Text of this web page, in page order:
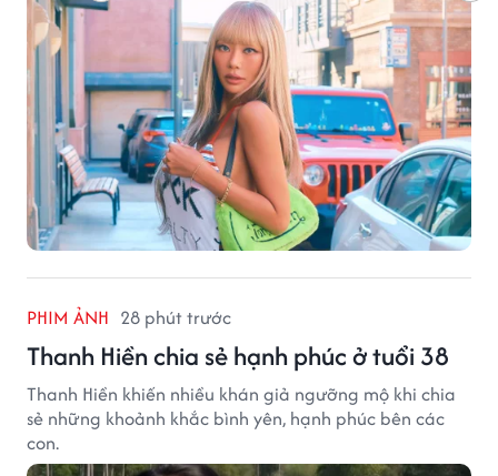
PHIM ẢNH 28 phút trước
Thanh Hiền chia sẻ hạnh phúc ở tuổi 38
Thanh Hiền khiến nhiều khán giả ngưỡng mộ khi chia
sẻ những khoảnh khắc bình yên, hạnh phúc bên các
con.